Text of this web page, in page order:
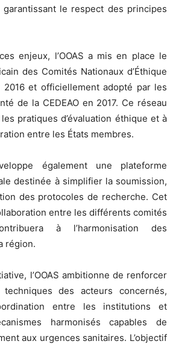
le respect des principes
enjeux, l’OOAS a mis en place le
des Comités Nationaux d’Éthique
2016 et officiellement adopté par les
de la CEDEAO en 2017. Ce réseau
pratiques d’évaluation éthique et à
entre les États membres.
également une plateforme
destinée à simplifier la soumission,
des protocoles de recherche. Cet
entre les différents comités
à l’harmonisation des
région.
l’OOAS ambitionne de renforcer
des acteurs concernés,
entre les institutions et
harmonisés capables de
aux urgences sanitaires. L’objectif